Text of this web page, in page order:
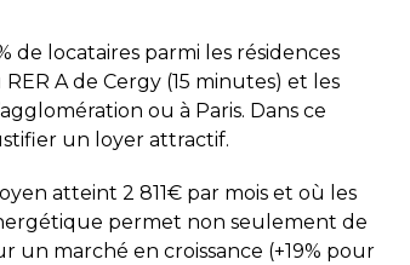
de locataires parmi les résidences
A de Cergy (15 minutes) et les
ou à Paris. Dans ce
un loyer attractif.
atteint 2 811€ par mois et où les
permet non seulement de
un marché en croissance (+19% pour